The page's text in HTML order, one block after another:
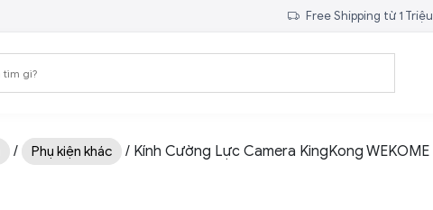
Free Shipping từ 1 Triệu
/ Phụ kiện khác
/ Kính Cường Lực Camera KingKong WEKOME